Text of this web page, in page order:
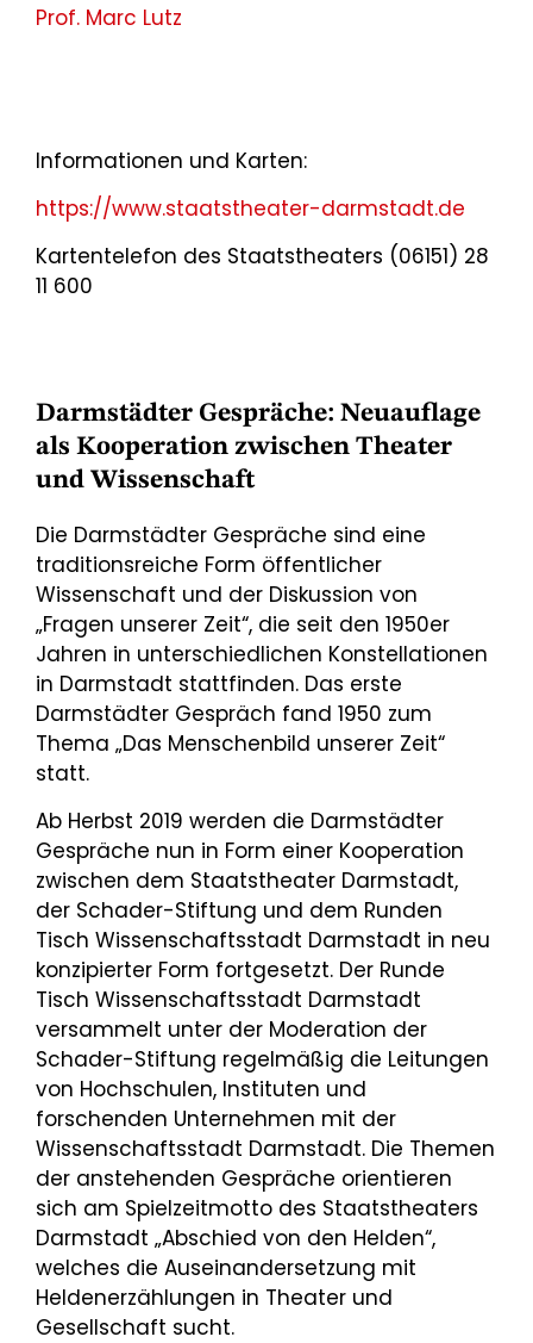
Prof. Marc Lutz
Informationen und Karten:
https://www.staatstheater-darmstadt.de
Kartentelefon des Staatstheaters (06151) 28
11 600
Darmstädter Gespräche: Neuauflage
als Kooperation zwischen Theater
und Wissenschaft
Die Darmstädter Gespräche sind eine
traditionsreiche Form öffentlicher
Wissenschaft und der Diskussion von
„Fragen unserer Zeit“, die seit den 1950er
Jahren in unterschiedlichen Konstellationen
in Darmstadt stattfinden. Das erste
Darmstädter Gespräch fand 1950 zum
Thema „Das Menschenbild unserer Zeit“
statt.
Ab Herbst 2019 werden die Darmstädter
Gespräche nun in Form einer Kooperation
zwischen dem Staatstheater Darmstadt,
der Schader-Stiftung und dem Runden
Tisch Wissenschaftsstadt Darmstadt in neu
konzipierter Form fortgesetzt. Der Runde
Tisch Wissenschaftsstadt Darmstadt
versammelt unter der Moderation der
Schader-Stiftung regelmäßig die Leitungen
von Hochschulen, Instituten und
forschenden Unternehmen mit der
Wissenschaftsstadt Darmstadt. Die Themen
der anstehenden Gespräche orientieren
sich am Spielzeitmotto des Staatstheaters
Darmstadt „Abschied von den Helden“,
welches die Auseinandersetzung mit
Heldenerzählungen in Theater und
Gesellschaft sucht.